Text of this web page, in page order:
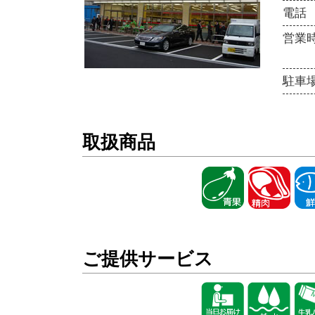
電話
営業
駐車
取扱商品
ご提供サービス